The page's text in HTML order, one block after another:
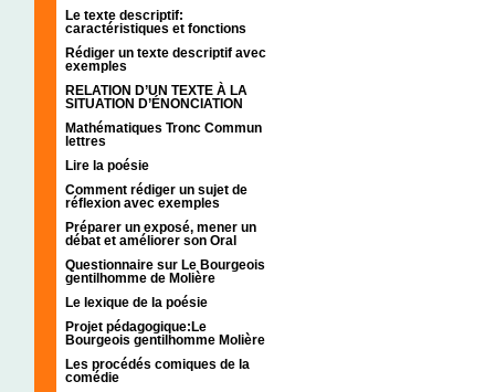
Le texte descriptif:
caractéristiques et fonctions
Rédiger un texte descriptif avec
exemples
RELATION D’UN TEXTE À LA
SITUATION D’ÉNONCIATION
Mathématiques Tronc Commun
lettres
Lire la poésie
Comment rédiger un sujet de
réflexion avec exemples
Préparer un exposé, mener un
débat et améliorer son Oral
Questionnaire sur Le Bourgeois
gentilhomme de Molière
Le lexique de la poésie
Projet pédagogique:Le
Bourgeois gentilhomme Molière
Les procédés comiques de la
comédie